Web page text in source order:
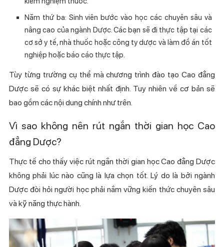
Năm thứ ba: Sinh viên bước vào học các chuyên sâu và
nâng cao của ngành Dược. Các bạn sẽ đi thực tập tại các
cơ sở y tế, nhà thuốc hoặc công ty dược và làm đồ án tốt
nghiệp hoặc báo cáo thực tập.
Tùy từng trường cụ thể mà chương trình đào tạo Cao đẳng
Dược sẽ có sự khác biệt nhất định. Tuy nhiên về cơ bản sẽ
bao gồm các nội dung chính như trên.
Vì sao không nên rút ngắn thời gian học Cao
đẳng Dược?
Thực tế cho thấy việc rút ngắn thời gian học Cao đẳng Dược
không phải lúc nào cũng là lựa chọn tốt. Lý do là bởi ngành
Dược đòi hỏi người học phải nắm vững kiến thức chuyên sâu
và kỹ năng thực hành.